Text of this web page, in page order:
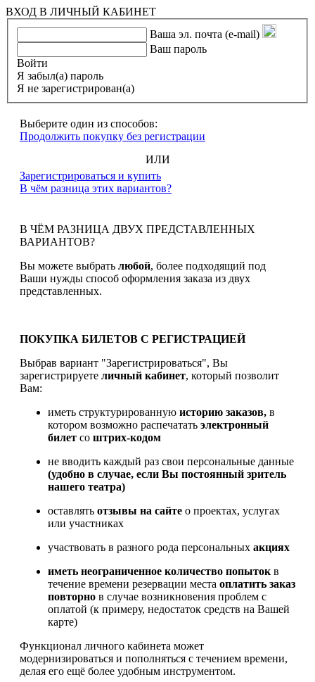
ВХОД В ЛИЧНЫЙ КАБИНЕТ
Ваша эл. почта (e-mail)
Ваш пароль
Войти
Я забыл(а) пароль
Я не зарегистрирован(а)
Выберите один из способов:
Продолжить покупку без регистрации
ИЛИ
Зарегистрироваться и купить
В чём разница этих вариантов?
В ЧЁМ РАЗНИЦА ДВУХ ПРЕДСТАВЛЕННЫХ
ВАРИАНТОВ?
Вы можете выбрать любой, более подходящий под
Ваши нужды способ оформления заказа из двух
представленных.
ПОКУПКА БИЛЕТОВ С РЕГИСТРАЦИЕЙ
Выбрав вариант "Зарегистрироваться", Вы
зарегистрируете личный кабинет, который позволит
Вам:
иметь структурированную историю заказов, в
котором возможно распечатать электронный
билет со штрих-кодом
не вводить каждый раз свои персональные данные
(удобно в случае, если Вы постоянный зритель
нашего театра)
оставлять отзывы на сайте о проектах, услугах
или участниках
участвовать в разного рода персональных акциях
иметь неограниченное количество попыток в
течение времени резервации места оплатить заказ
повторно в случае возникновения проблем с
оплатой (к примеру, недостаток средств на Вашей
карте)
Функционал личного кабинета может
модернизироваться и пополняться с течением времени,
делая его ещё более удобным инструментом.